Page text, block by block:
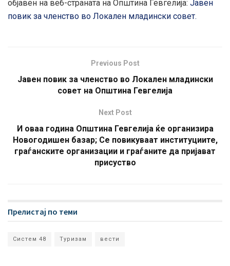
објавен на веб-страната на Општина Гевгелија: Јавен
повик за членство во Локален младински совет.
Previous Post
Јавен повик за членство во Локален младински
совет на Општина Гевгелија
Next Post
И оваа година Општина Гевгелија ќе организира
Новогодишен базар; Се повикуваат институциите,
граѓанските организации и граѓаните да пријават
присуство
Прелистај по теми
Систем 48 Туризам вести